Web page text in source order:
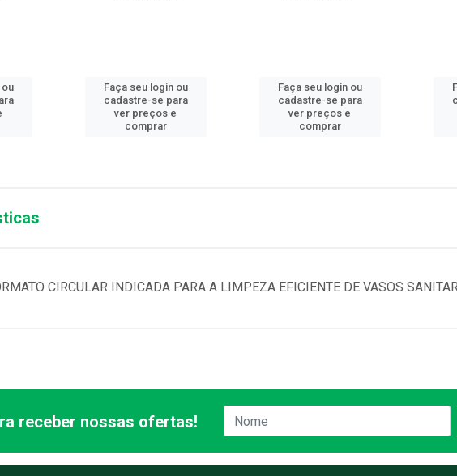
Faça seu login ou
cadastre-se para
ver preços e
comprar
Faça seu login ou
cadastre-se para
ver preços e
comprar
CIRCULAR INDICADA PARA A LIMPEZA EFICIENTE DE VASOS
receber nossas ofertas!